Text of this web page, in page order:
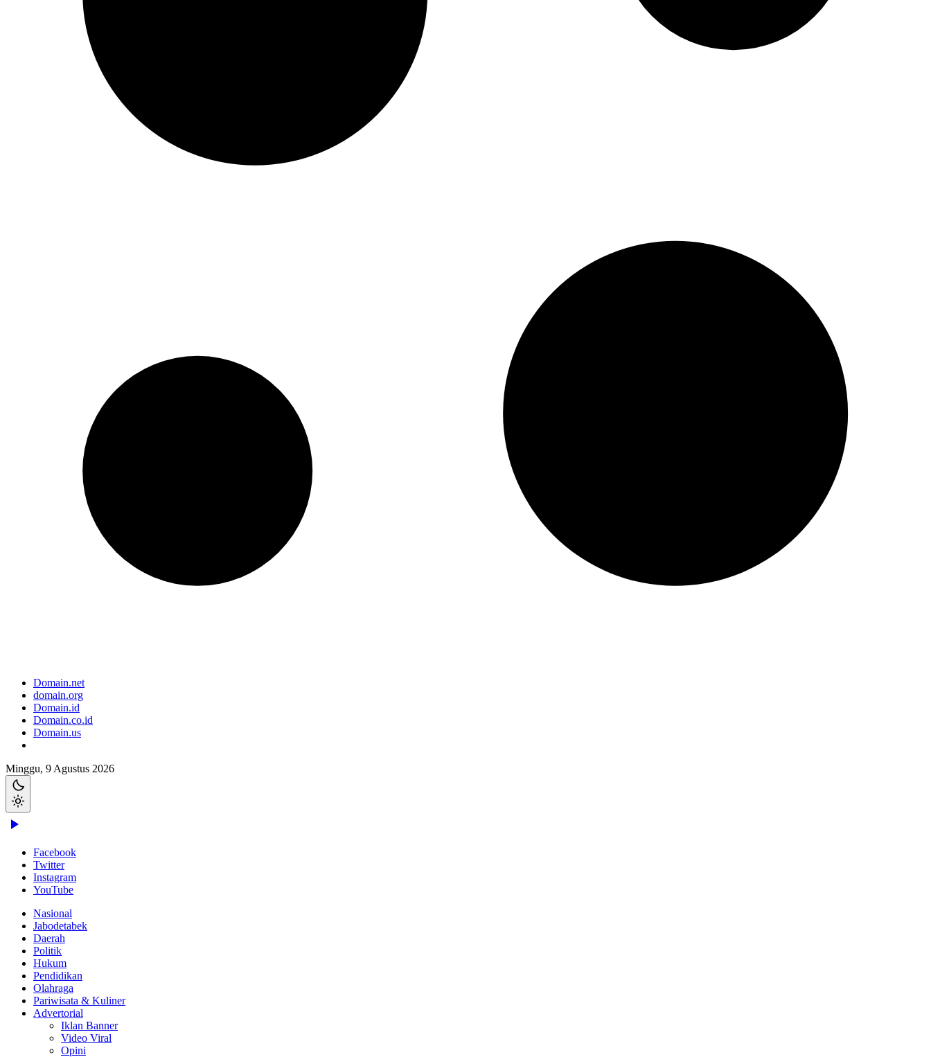
Domain.net
domain.org
Domain.id
Domain.co.id
Domain.us
Minggu, 9 Agustus 2026
Facebook
Twitter
Instagram
YouTube
Nasional
Jabodetabek
Daerah
Politik
Hukum
Pendidikan
Olahraga
Pariwisata & Kuliner
Advertorial
Iklan Banner
Video Viral
Opini